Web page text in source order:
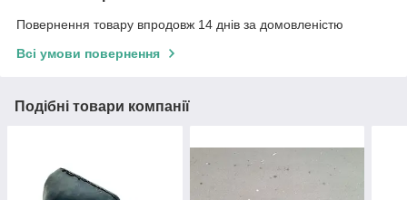
Повернення товару впродовж 14 днів за домовленістю
Всі умови повернення
Подібні товари компанії